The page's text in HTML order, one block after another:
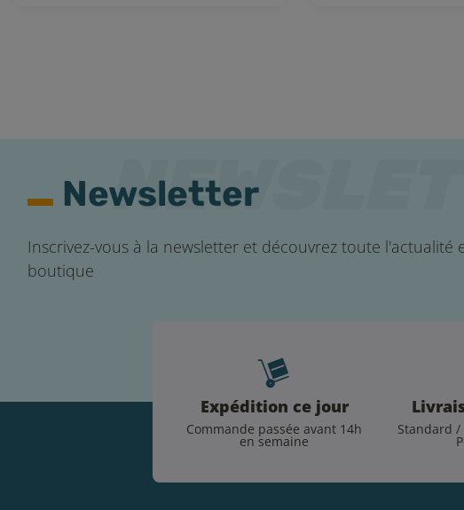
Newsletter
Inscrivez-vous à la newsletter et découvrez toute l'actualité
boutique
Expédition ce jour
Commande passée avant 14h
en semaine
Standard /